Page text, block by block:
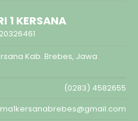
1 KERSANA
20326461
Kab. Brebes, Jawa
(0283) 4582655